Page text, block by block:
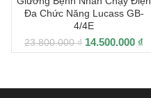
Đa Chức Năng Lucass GB-
4/4E
23.800.000₫ 14.500.000 ₫